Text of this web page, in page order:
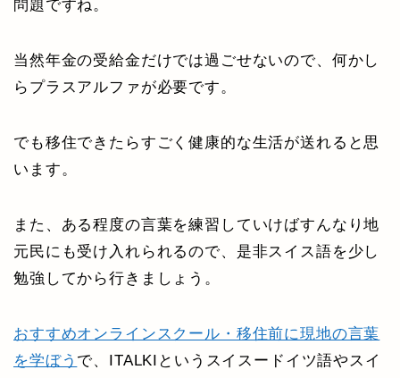
問題ですね。
当然年金の受給金だけでは過ごせないので、何かし
らプラスアルファが必要です。
でも移住できたらすごく健康的な生活が送れると思
います。
また、ある程度の言葉を練習していけばすんなり地
元民にも受け入れられるので、是非スイス語を少し
勉強してから行きましょう。
おすすめオンラインスクール・移住前に現地の言葉
を学ぼう で、ITALKIというスイスードイツ語やスイ